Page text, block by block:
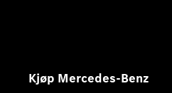
Kjøp Mercedes-Benz